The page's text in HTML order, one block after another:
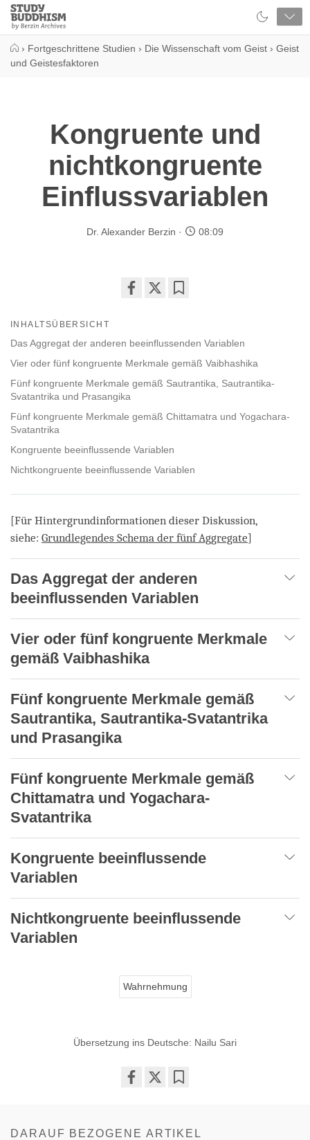
Close
Study
Buddhism
› Fortgeschrittene Studien › Die Wissenschaft vom Geist › Geist
und Geistesfaktoren
Kongruente und
nichtkongruente
Einflussvariablen
Dr. Alexander Berzin 08:09
facebook
INHALTSÜBERSICHT
Das Aggregat der anderen beeinflussenden Variablen
Vier oder fünf kongruente Merkmale gemäß Vaibhashika
Fünf kongruente Merkmale gemäß Sautrantika, Sautrantika-
Svatantrika und Prasangika
Fünf kongruente Merkmale gemäß Chittamatra und Yogachara-
Svatantrika
Kongruente beeinflussende Variablen
Nichtkongruente beeinflussende Variablen
[Für Hintergrundinformationen dieser Diskussion,
siehe: Grundlegendes Schema der fünf Aggregate]
Das Aggregat der anderen
beeinflussenden Variablen
Vier oder fünf kongruente Merkmale
gemäß Vaibhashika
Fünf kongruente Merkmale gemäß
Sautrantika, Sautrantika-Svatantrika
und Prasangika
Fünf kongruente Merkmale gemäß
Chittamatra und Yogachara-
Svatantrika
Kongruente beeinflussende
Variablen
Nichtkongruente beeinflussende
Variablen
Wahrnehmung
Übersetzung ins Deutsche: Nailu Sari
DARAUF BEZOGENE ARTIKEL